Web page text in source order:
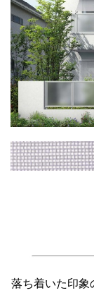
落ち着いた印象